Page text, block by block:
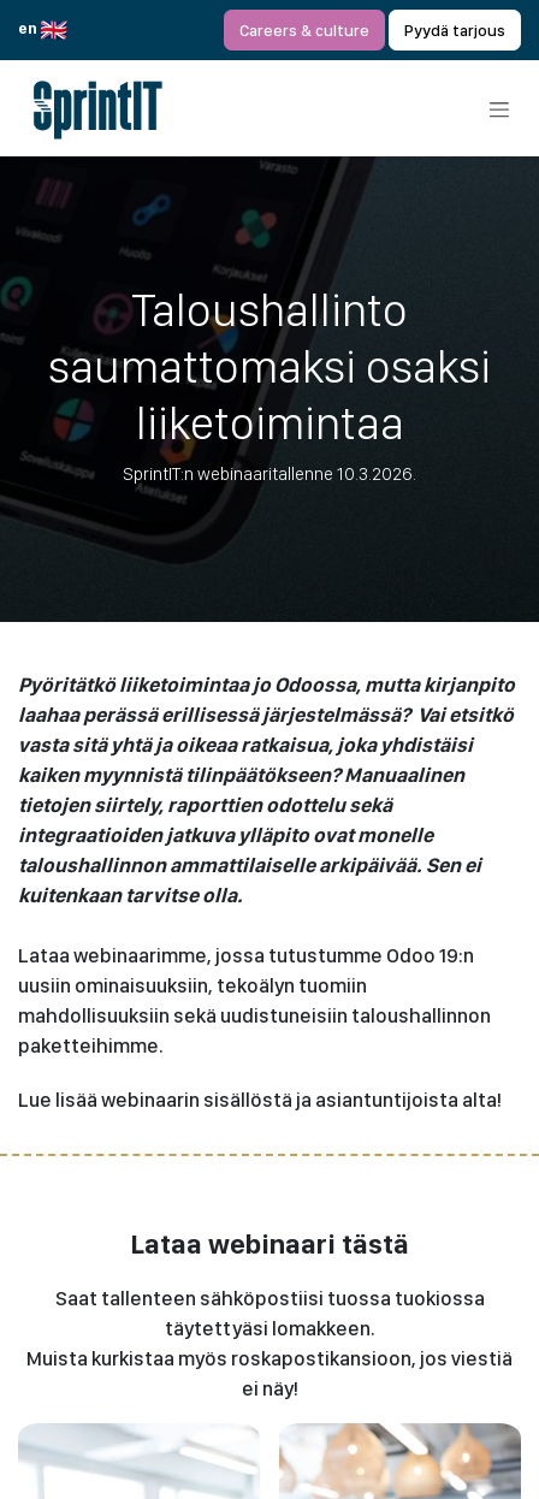
en
Careers & culture Pyydä tarjous
Taloushallinto
saumattomaksi osaksi
liiketoimintaa
SprintIT:n webinaaritallenne 10.3.2026.
Pyöritätkö liiketoimintaa jo Odoossa, mutta kirjanpito
laahaa perässä erillisessä järjestelmässä? Vai etsitkö
vasta sitä yhtä ja oikeaa ratkaisua, joka yhdistäisi
kaiken myynnistä tilinpäätökseen? Manuaalinen
tietojen siirtely, raporttien odottelu sekä
integraatioiden jatkuva ylläpito ovat monelle
taloushallinnon ammattilaiselle arkipäivää. Sen ei
kuitenkaan tarvitse olla.
Lataa webinaarimme, jossa tutustumme Odoo 19:n
uusiin ominaisuuksiin, tekoälyn tuomiin
mahdollisuuksiin sekä uudistuneisiin taloushallinnon
paketteihimme.
Lue lisää webinaarin sisällöstä ja asiantuntijoista alta!
Lataa webinaari tästä
Saat tallenteen sähköpostiisi tuossa tuokiossa
täytettyäsi lomakkeen.
Muista kurkistaa myös roskapostikansioon, jos viestiä
ei näy!